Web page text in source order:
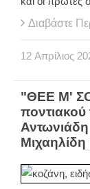
Διαβάστε
12 Απρίλιος
"ΘΕΕ Μ'
ποντιακού